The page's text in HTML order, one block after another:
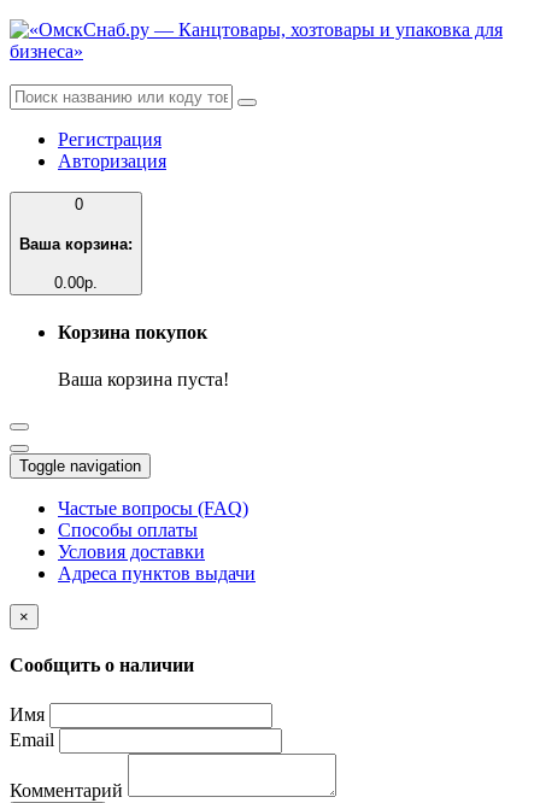
Регистрация
Авторизация
0
Ваша корзина:
0.00р.
Корзина покупок
Ваша корзина пуста!
Toggle navigation
Частые вопросы (FAQ)
Способы оплаты
Условия доставки
Адреса пунктов выдачи
×
Сообщить о наличии
Имя
Email
Комментарий